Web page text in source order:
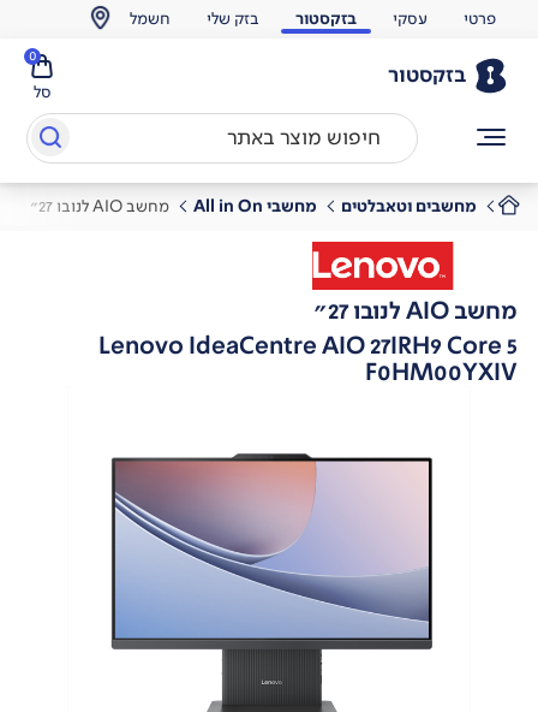
פרטי עסקי בזקסטור בזק שלי חשמל
בזקסטור
סל
0
מחשבים וטאבלטים מחשבי All in On מחשב AIO לנובו 27"
מחשב AIO לנובו 27"
Lenovo IdeaCentre AIO 27IRH9 Core 5
F0HM00YXIV